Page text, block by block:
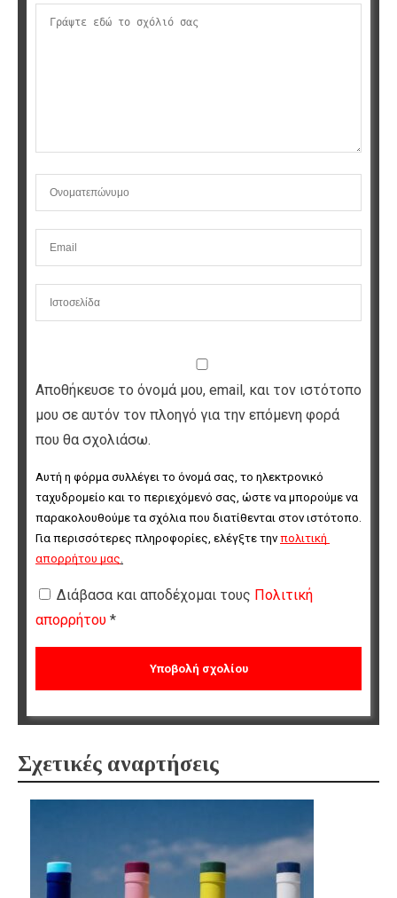
Αποθήκευσε το όνομά μου, email, και τον ιστότοπο
μου σε αυτόν τον πλοηγό για την επόμενη φορά
που θα σχολιάσω.
Αυτή η φόρμα συλλέγει το όνομά σας, το ηλεκτρονικό
ταχυδρομείο και το περιεχόμενό σας, ώστε να μπορούμε να
παρακολουθούμε τα σχόλια που διατίθενται στον ιστότοπο.
Για περισσότερες πληροφορίες, ελέγξτε την πολιτική
απορρήτου μας.
Διάβασα και αποδέχομαι τους Πολιτική
απορρήτου *
Σχετικές αναρτήσεις